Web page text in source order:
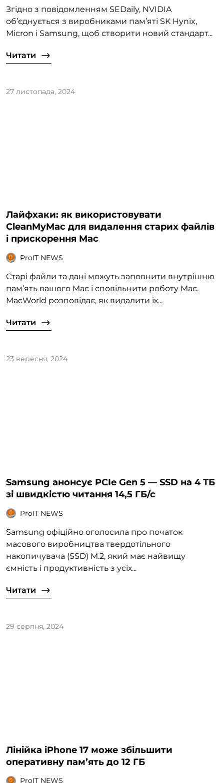
Згідно з повідомленням SEDaily, NVIDIA
об’єднується з виробниками пам’яті SK Hynix,
Micron і Samsung, щоб створити новий стандарт...
Читати
27 листопада, 2024
Лайфхаки: як використовувати
CleanMyMac для видалення старих файлів
і прискорення Mac
ProIT NEWS
Старі файли та дані можуть заповнити внутрішню
пам’ять вашого Mac і сповільнити роботу Mac.
MacWorld розповідає, як видалити їх...
Читати
23 вересня, 2024
Samsung анонсує PCIe Gen 5 — SSD на 4 ТБ
зі швидкістю читання 14,5 ГБ/с
ProIT NEWS
Samsung офіційно оголосила про початок
масового виробництва твердотільного
накопичувача (SSD) M.2, який має найвищу
ємність і продуктивність з усіх...
Читати
29 серпня, 2024
Лінійка iPhone 17 може збільшити
оперативну памʼять до 12 ГБ
ProIT NEWS